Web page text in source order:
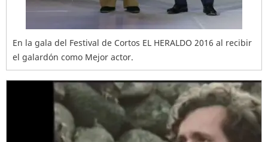
En la gala del Festival de Cortos EL HERALDO 2016 al recibir
el galardón como Mejor actor.